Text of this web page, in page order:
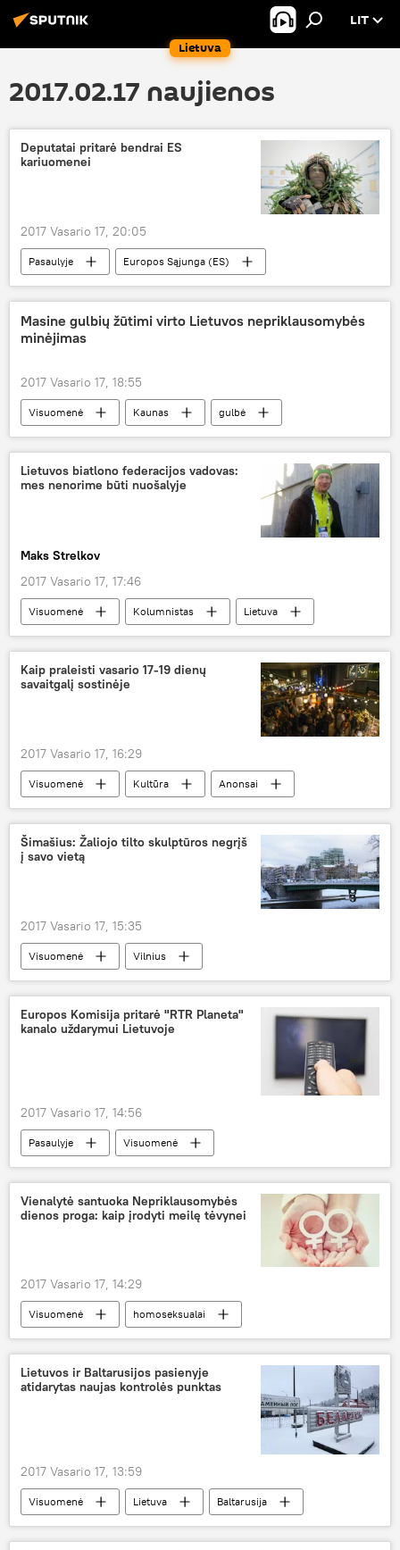
Lietuva
LIT
2017.02.17 naujienos
Deputatai pritarė bendrai ES
kariuomenei
2017 Vasario 17, 20:05
Pasaulyje
Europos Sąjunga (ES)
vieninga ES kariuomenė
ginkluotosios pajėgos
Masine gulbių žūtimi virto Lietuvos nepriklausomybės
minėjimas
2017 Vasario 17, 18:55
Visuomenė Kaunas
gulbė
elektros perdavimo linijos laidai
plaukimas baidarėmis
Lietuvos biatlono federacijos vadovas:
mes nenorime būti nuošalyje
Maks Strelkov
2017 Vasario 17, 17:46
Visuomenė Kolumnistas
Lietuva
Arūnas Daugirdas
biatlonas
Kaip praleisti vasario 17-19 dienų
savaitgalį sostinėje
2017 Vasario 17, 16:29
Visuomenė Kultūra
Anonsai
Vilnius
savaitgalis renginiai
Šimašius: Žaliojo tilto skulptūros negrįš
į savo vietą
2017 Vasario 17, 15:35
Visuomenė
Vilnius
Remigijus Šimašius
Žaliasis tiltas
skulptūros
Europos Komisija pritarė "RTR Planeta"
kanalo uždarymui Lietuvoje
2017 Vasario 17, 14:56
Pasaulyje
Visuomenė
Europos Komisija
RTR Planeta
televizija
neapykantos kurstymas
Vienalytė santuoka Nepriklausomybės
dienos proga: kaip įrodyti meilę tėvynei
2017 Vasario 17, 14:29
Visuomenė
homoseksualai
vienos lyties asmenų partnerystė
vienalytė santuoka
santuoka
Lietuvos ir Baltarusijos pasienyje
atidarytas naujas kontrolės punktas
2017 Vasario 17, 13:59
Visuomenė Lietuva
Baltarusija
pasienis
kontrolė